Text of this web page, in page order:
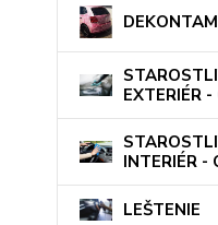
EXTERIÉR
INTERIÉR -
LEŠTENIE